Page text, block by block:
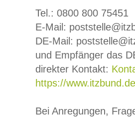
Tel.: 0800 800 75451
E-Mail:
DE-Mail:
und Empfänger das
direkter Kontakt:
https://
Bei Anregungen,